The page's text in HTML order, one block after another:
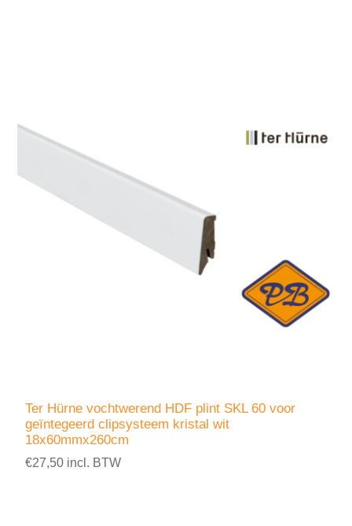
Ter Hürne vochtwerend HDF plint SKL 60 voor
geïntegeerd clipsysteem kristal wit
18x60mmx260cm
€27,50 incl. BTW